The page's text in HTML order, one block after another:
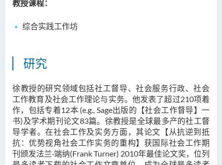
教授课程：
综合实践工作坊
研究
徐教授的研究领域包括社工督导、社会服务行政、社会
工作教育及社会工作理论与实务。他发表了超过210项着
作，包括专着12本(e.g., Sage出版的【社会工作督导】一
书)及学术期刊论文83篇。徐教授是全球最多产的社工督
导学者。在社会工作及实务方面，其论文【从抗逆到抵
抗：优势视角社会工作实务的重构】获国际社会工作期
刊颁发法兰·端纳(Frank Turner) 2010年最佳论文奖， 位列
邝灵思
谭可娸
邱达民教授
粱嘉敏博士